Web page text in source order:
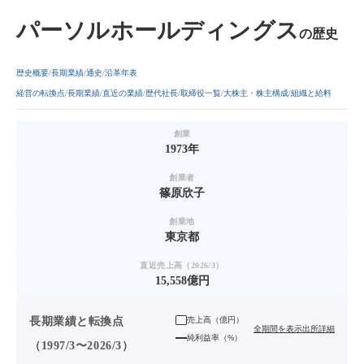
パーソルホールディングスの歴史
歴史概要 長期業績 通史 沿革年表
経営の転換点 長期業績 直近の業績 歴代社長 取締役一覧 大株主・株主構成 組織と給料
創業
1973年
創業者
篠原欣子
創業地
東京都
直近売上高（2026/3）
15,558億円
長期業績と転換点
（1997/3〜2026/3）
売上高（億円）
純利益率（%）
全期間を表示出所詳細